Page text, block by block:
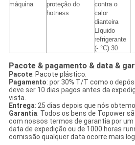
máquina
proteção do
hotness
contra o
calor
dianteira
Líquido
refrigerante
(- °C) 30
Pacote & pagamento & data &
Pacote: Pacote plástico.
Pagamento: por 30% T/T como o
deve ser 10 dias pagos antes da
vista.
Entrega: 25 dias depois que nós
Garantia: Todos os bens de Topower
com nossos termos de garantia por um
data de expedição ou de 1000 horas
comissão qualquer data ocorre mais